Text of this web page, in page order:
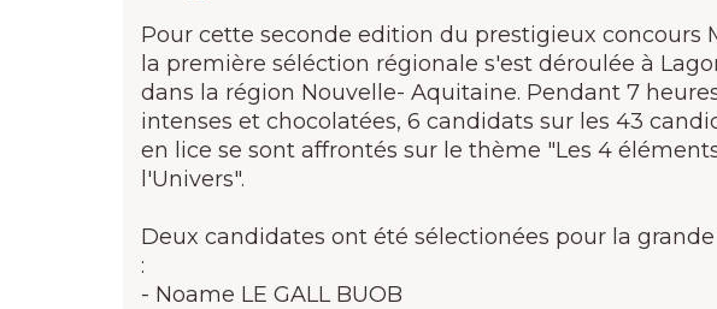
Pour cette seconde edition du prestigieux concours
la première séléction régionale s'est déroulée à
dans la région Nouvelle- Aquitaine. Pendant 7
intenses et chocolatées, 6 candidats sur les 43
en lice se sont affrontés sur le thème "Les 4
l'Univers".
Deux candidates ont été sélectionées pour la
:
- Noame LE GALL BUOB